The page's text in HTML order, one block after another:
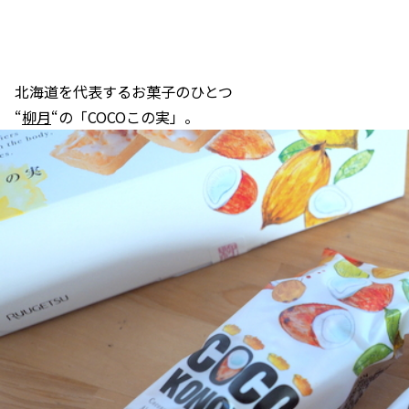
北海道を代表するお菓子のひとつ
“柳月“の「COCOこの実」。